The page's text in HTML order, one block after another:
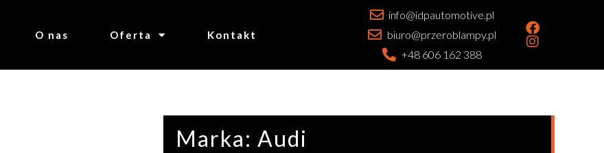
O nas Oferta Kontakt
info@idpautomotive.pl
biuro@przeroblampy.pl
+48 606 162 388
Marka: Audi